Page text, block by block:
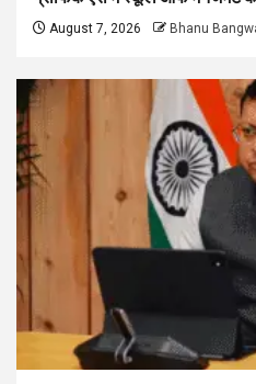
August 7, 2026 Bhanu